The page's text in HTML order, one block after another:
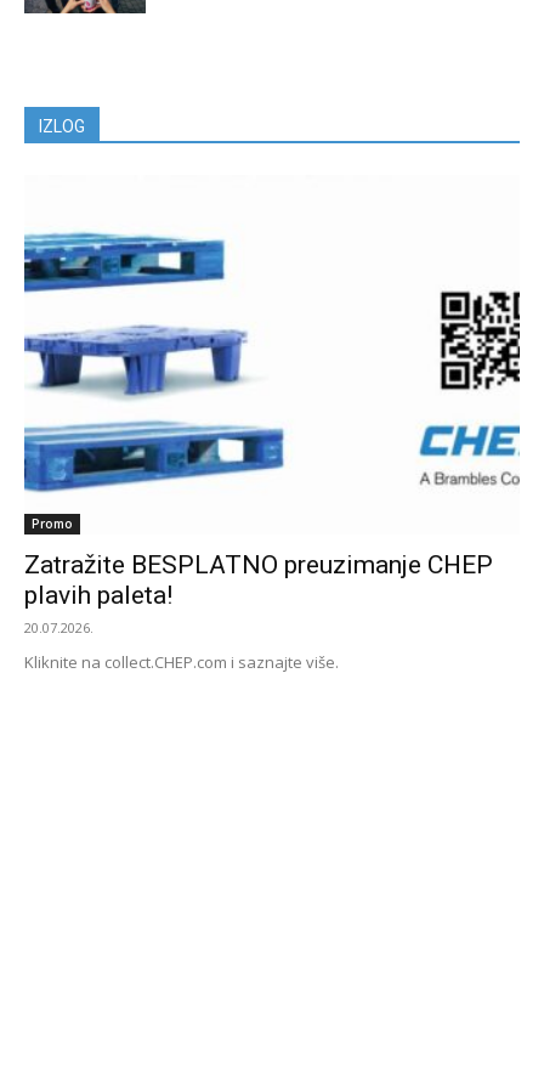
IZLOG
Promo
Zatražite BESPLATNO preuzimanje CHEP
plavih paleta!
20.07.2026.
Kliknite na collect.CHEP.com i saznajte više.